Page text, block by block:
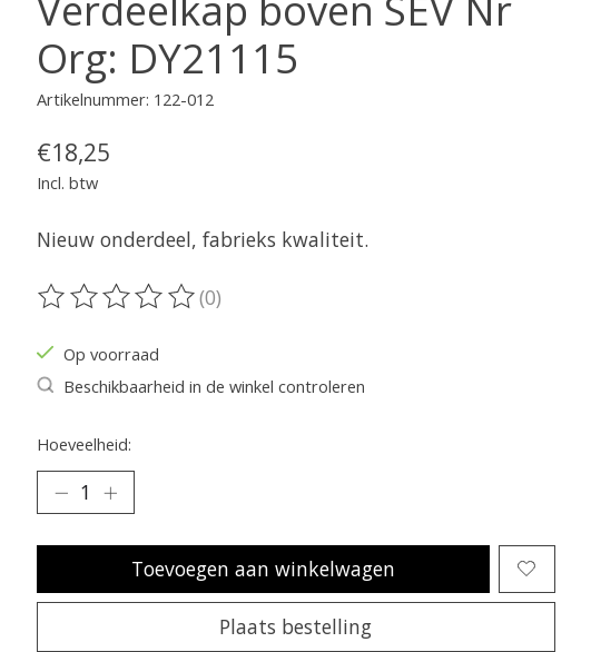
Org: DY21115
Artikelnummer: 122-012
€18,25
Incl. btw
Nieuw onderdeel, fabrieks kwaliteit.
De beoordeling van dit product is
(0)
Op voorraad
Beschikbaarheid in de winkel controleren
Hoeveelheid:
Toevoegen aan winkelwagen
Plaats bestelling